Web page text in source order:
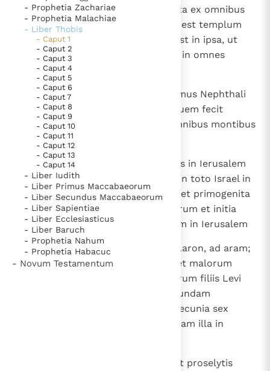
Paus Leo XIV in Pavia: "De stad is zowel een gave als
een taak"
Paus in Pavia: St. Augustinus toont ons de noodzaak om
"naar het innerlijk" toe te keren.
RK Documenten stelt heel veel belangrijke
kerkelijke documenten van de Rooms
Katholieke Kerk in het Nederlands beschikbaar
en is volledig afhankelijk van donaties.
Ik help mee!
- Prophetia Zachariae
- Prophetia Malachiae
- Liber Thobis
- Caput 1
- Caput 2
- Caput 3
- Caput 4
- Caput 5
- Caput 6
- Caput 7
- Caput 8
- Caput 9
- Caput 10
- Caput 11
- Caput 12
- Caput 13
- Caput 14
- Liber Iudith
- Liber Primus Maccabaeorum
- Liber Secundus Maccabaeorum
- Liber Sapientiae
- Liber Ecclesiasticus
- Liber Baruch
- Prophetia Nahum
- Prophetia Habacuc
- Novum Testamentum
Ierusalem civitate, quae est electa ex omnibus
tribubus Israel; et sanctificatum est templum
habitationis Dei et aedificatum est in ipsa, ut
sacrificarent omnes tribus Israel in omnes
generationes saeculi.
Omnes fratres mei omnisque domus Nephthali
patris mei sacrificabant vitulo, quem fecit
Ieroboam rex Israel in Dan, in omnibus montibus
Galilaeae.
Ego autem solus ibam aliquotiens in Ierusalem
diebus festis, sicut scriptum est in toto Israel in
praecepto sempiterno; primitias et primogenita
et decimas armentorum et pecorum et initia
tonsurae ovium mecum portabam in Ierusalem
et dabam ea sacerdotibus, filiis Aaron, ad aram;
et decimam tritici et vini et olei et malorum
granatorum et ceterorum pomorum filiis Levi
servientibus in Ierusalem; et secundam
decimationem computabam in pecunia sex
annorum et ibam et consummabam illa in
Et dabam ea orphanis et viduis et proselytis